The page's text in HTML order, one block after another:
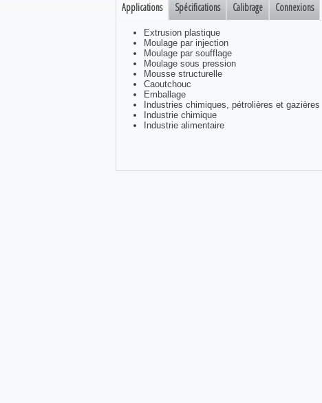
Applications Spécifications Calibrage Connexions
Extrusion plastique
Moulage par injection
Moulage par soufflage
Moulage sous pression
Mousse structurelle
Caoutchouc
Emballage
Industries chimiques, pétrolières et gazières
Industrie chimique
Industrie alimentaire